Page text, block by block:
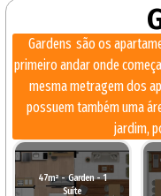
Gardens ⁠ são os
primeiro andar onde
mesma metragem dos
possuem também uma
jardim,
47m² - Garden - 1
Suíte